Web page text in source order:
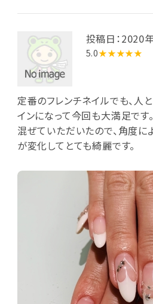
投稿日：2020
5.0★★★★★
定番のフレンチネイルでも、人
インになって今回も大満足です
混ぜていただいたので、角度に
が変化してとても綺麗です。